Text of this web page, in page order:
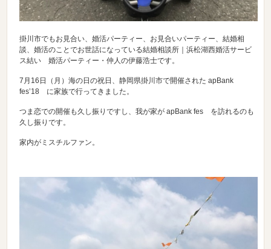
掛川市でもお見合い、婚活パーティー、お見合いパーティー、結婚相
談、婚活のことでお世話になっている結婚相談所｜浜松湖西婚活サービ
ス結い 婚活パーティー・仲人の伊藤浩士です。
7月16日（月）海の日の祝日、静岡県掛川市で開催された apBank
fes’18 に家族で行ってきました。
つま恋での開催も久し振りですし、我が家が apBank fes を訪れるのも
久し振りです。
家内がミスチルファン。